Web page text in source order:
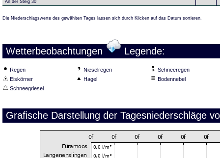
An der Steig 30
Die Niederschlagswerte des gewählten Tages lassen sich durch Klicken auf das Datum sortieren.
Wetterbeobachtungen Legende:
Regen Nieselregen
Schneeregen
Eiskörner
Hagel
Bodennebel
Schneegriesel
Grafische Darstellung der Tagesniederschläge